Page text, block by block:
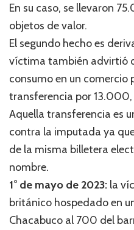
En su caso, se llevaron
objetos de valor.
El segundo hecho es
víctima también advirtió
consumo en un comercio
transferencia por
Aquella transferencia es
contra la imputada ya
de la misma billetera
nombre.
1° de mayo de 2023: la
británico hospedado en
Chacabuco al 700 del